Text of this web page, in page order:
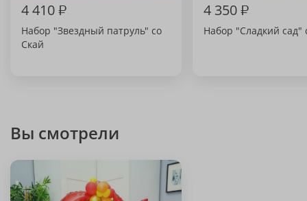
4 410₽
Набор "Звездный патруль" со
Скай
4 350₽
Набор "Сладкий сад"
Вы смотрели